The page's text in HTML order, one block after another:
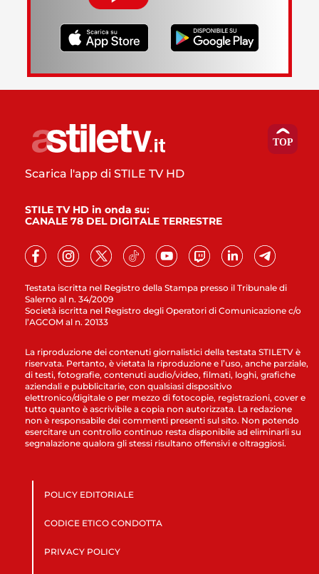
Testata iscritta nel Registro della Stampa presso il Tribunale di
Salerno al n. 34/2009
Società iscritta nel Registro degli Operatori di Comunicazione c/o
l’AGCOM al n. 20133
Scarica l'app di STILE TV HD
STILE TV HD in onda su:
CANALE 78 DEL DIGITALE TERRESTRE
La riproduzione dei contenuti giornalistici della testata STILETV è
riservata. Pertanto, è vietata la riproduzione e l’uso, anche parziale,
di testi, fotografie, contenuti audio/video, filmati, loghi, grafiche
aziendali e pubblicitarie, con qualsiasi dispositivo
elettronico/digitale o per mezzo di fotocopie, registrazioni, cover e
tutto quanto è ascrivibile a copia non autorizzata. La redazione
non è responsabile dei commenti presenti sul sito. Non potendo
esercitare un controllo continuo resta disponibile ad eliminarli su
segnalazione qualora gli stessi risultano offensivi e oltraggiosi.
POLICY EDITORIALE
CODICE ETICO CONDOTTA
PRIVACY POLICY